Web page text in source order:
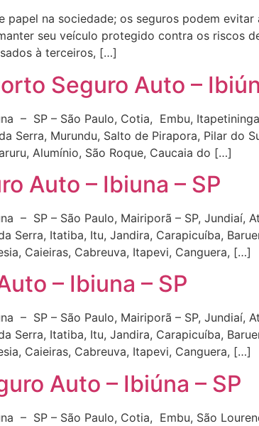
papel na sociedade; os seguros podem
seu veículo protegido contra os riscos
à terceiros, […]
Seguro Auto –
– SP – São Paulo, Cotia, Embu,
Serra, Murundu, Salto de Pirapora, Pilar do
Alumínio, São Roque, Caucaia do […]
Auto – Ibiuna – SP
– SP – São Paulo, Mairiporã – SP, Jundiaí,
Serra, Itatiba, Itu, Jandira, Carapicuíba,
Caieiras, Cabreuva, Itapevi, Canguera, […]
– Ibiuna – SP
– SP – São Paulo, Mairiporã – SP, Jundiaí,
Serra, Itatiba, Itu, Jandira, Carapicuíba,
Caieiras, Cabreuva, Itapevi, Canguera, […]
Auto – Ibiúna – SP
– SP – São Paulo, Cotia, Embu, São